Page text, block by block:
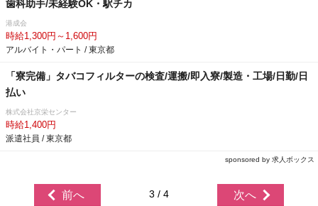
歯科助手/未経験OK・駅チカ
港成会
時給1,300円～1,600円
アルバイト・パート / 東京都
「寮完備」タバコフィルターの検査/運搬/即入寮/製造・工場/日勤/日
払い
株式会社京栄センター
時給1,400円
派遣社員 / 東京都
sponsored by 求人ボックス
前へ 3 / 4 次へ